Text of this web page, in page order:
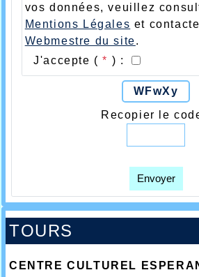
TOURS
CENTRE CULTUREL
vos données, veuillez
Mentions Légales et
Webmestre du site.
J'accepte ( * ) :
WFwXy
Recopier le
Envoyer